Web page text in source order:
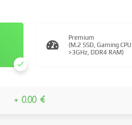
Premium
(M.2 SSD, Gaming CPU
>3GHz, DDR4 RAM)
+ 0.00 €